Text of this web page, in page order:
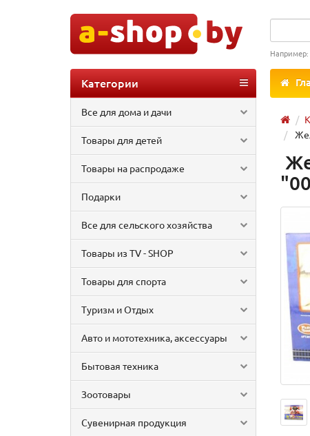
Например:
Категории
Все для дома и дачи
Товары для детей
Товары на распродаже
Подарки
Все для сельского хозяйства
Товары из TV - SHOP
Товары для спорта
Туризм и Отдых
Авто и мототехника, аксессуары
Бытовая техника
Зоотовары
Сувенирная продукция